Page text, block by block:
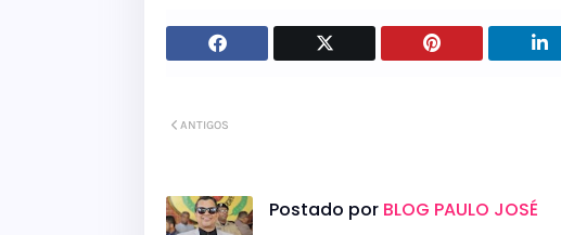
ANTIGOS
Postado por BLOG PAULO JOSÉ